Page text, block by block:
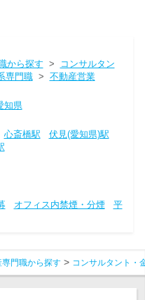
から探す >
コンサルタン
専門職> 不動産営業
知県
心斎橋駅
伏見(愛知県)駅
オフィス内禁煙・分煙
平
門職から探す コンサルタント・